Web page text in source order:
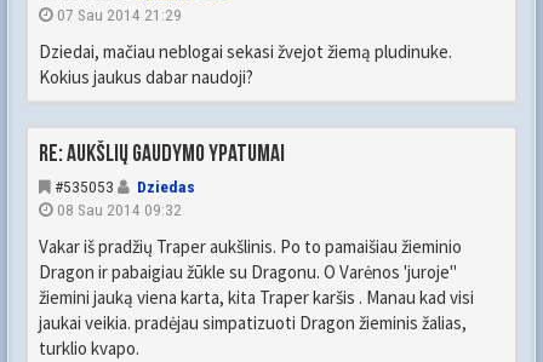
07 Sau 2014 21:29
Dziedai, mačiau neblogai sekasi žvejot žiemą pludinuke.
Kokius jaukus dabar naudoji?
Re: Aukšlių gaudymo ypatumai
#535053
Dziedas
08 Sau 2014 09:32
Vakar iš pradžių Traper aukšlinis. Po to pamaišiau žieminio
Dragon ir pabaigiau žūkle su Dragonu. O Varėnos 'juroje"
žiemini jauką viena karta, kita Traper karšis . Manau kad visi
jaukai veikia. pradėjau simpatizuoti Dragon žieminis žalias,
turklio kvapo.